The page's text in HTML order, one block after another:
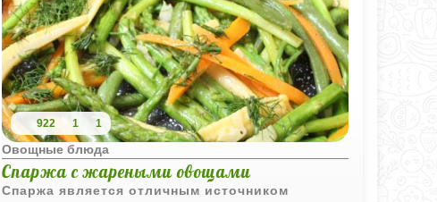
922 1 1
Овощные блюда
Спаржа с жареными овощами
Спаржа является отличным источником